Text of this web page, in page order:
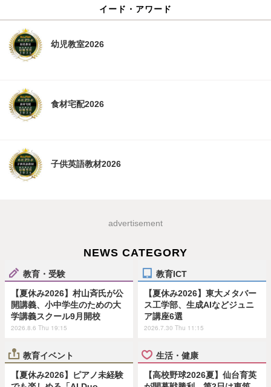
イード・アワード
幼児教室2026
食材宅配2026
子供英語教材2026
advertisement
NEWS CATEGORY
教育・受験
【夏休み2026】村山斉氏が公
開講義、小中学生のための大
学講義スクール9月開校
2026.8.6 Thu 19:15
教育ICT
【夏休み2026】東大メタバー
ス工学部、生成AIなどジュニ
ア講座6選
2026.7.30 Thu 11:15
教育イベント
【夏休み2026】ピアノ未経験
生活・健康
【高校野球2026夏】仙台育英